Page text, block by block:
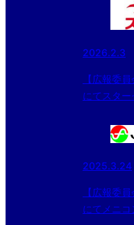
2026.2.3
【広報委
にてスタ
ップ春季
介【関西
2025.3.24
【広報委
にてメニコ